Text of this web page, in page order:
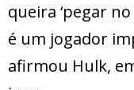
queira ‘pegar
é um jogador
afirmou Hulk,